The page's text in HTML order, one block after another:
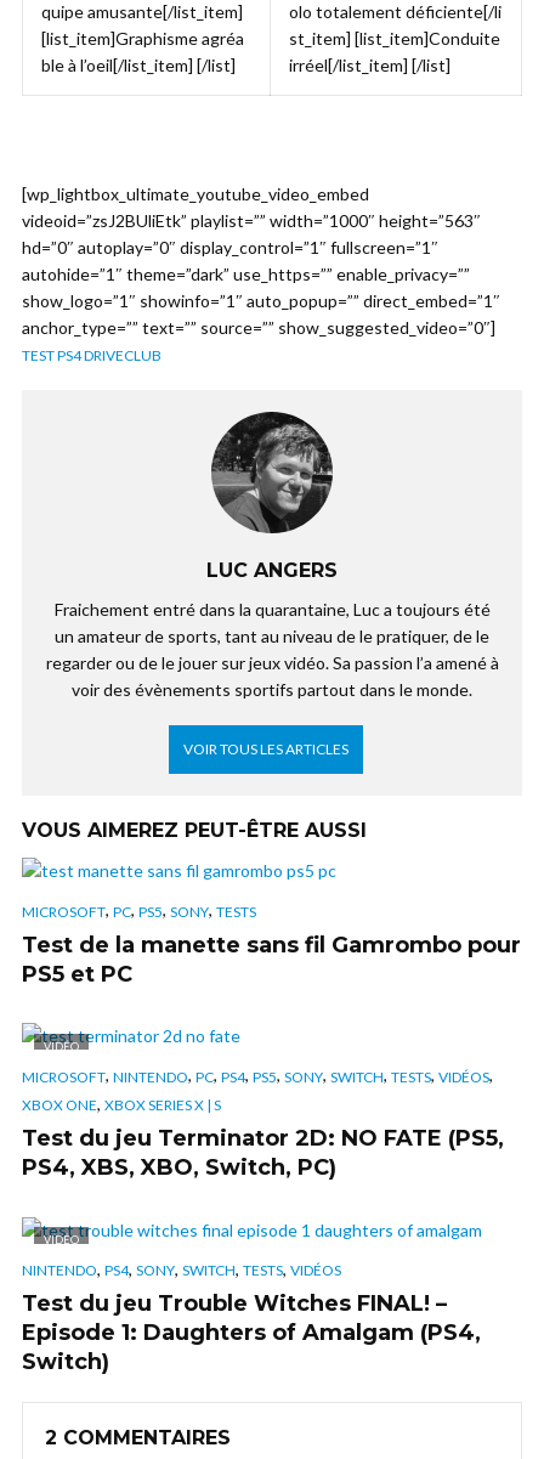
quipe amusante[/list_item]
[list_item]Graphisme agréa
ble à l’oeil[/list_item] [/list]
olo totalement déficiente[/li
st_item] [list_item]Conduite
irréel[/list_item] [/list]
[wp_lightbox_ultimate_youtube_video_embed
videoid=”zsJ2BUliEtk” playlist=”” width=”1000″ height=”563″
hd=”0″ autoplay=”0″ display_control=”1″ fullscreen=”1″
autohide=”1″ theme=”dark” use_https=”” enable_privacy=””
show_logo=”1″ showinfo=”1″ auto_popup=”” direct_embed=”1″
anchor_type=”” text=”” source=”” show_suggested_video=”0″]
TEST PS4 DRIVECLUB
LUC ANGERS
Fraichement entré dans la quarantaine, Luc a toujours été
un amateur de sports, tant au niveau de le pratiquer, de le
regarder ou de le jouer sur jeux vidéo. Sa passion l’a amené à
voir des évènements sportifs partout dans le monde.
VOIR TOUS LES ARTICLES
VOUS AIMEREZ PEUT-ÊTRE AUSSI
MICROSOFT, PC, PS5, SONY, TESTS
Test de la manette sans fil Gamrombo pour
PS5 et PC
VIDÉO
MICROSOFT, NINTENDO, PC, PS4, PS5, SONY, SWITCH, TESTS, VIDÉOS,
XBOX ONE, XBOX SERIES X | S
Test du jeu Terminator 2D: NO FATE (PS5,
PS4, XBS, XBO, Switch, PC)
VIDÉO
NINTENDO, PS4, SONY, SWITCH, TESTS, VIDÉOS
Test du jeu Trouble Witches FINAL! –
Episode 1: Daughters of Amalgam (PS4,
Switch)
2 COMMENTAIRES